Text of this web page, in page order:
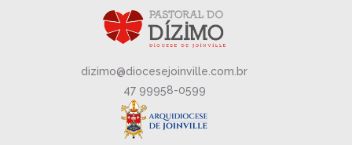
dizimo@diocesejoinville.com.br
47 99958-0599